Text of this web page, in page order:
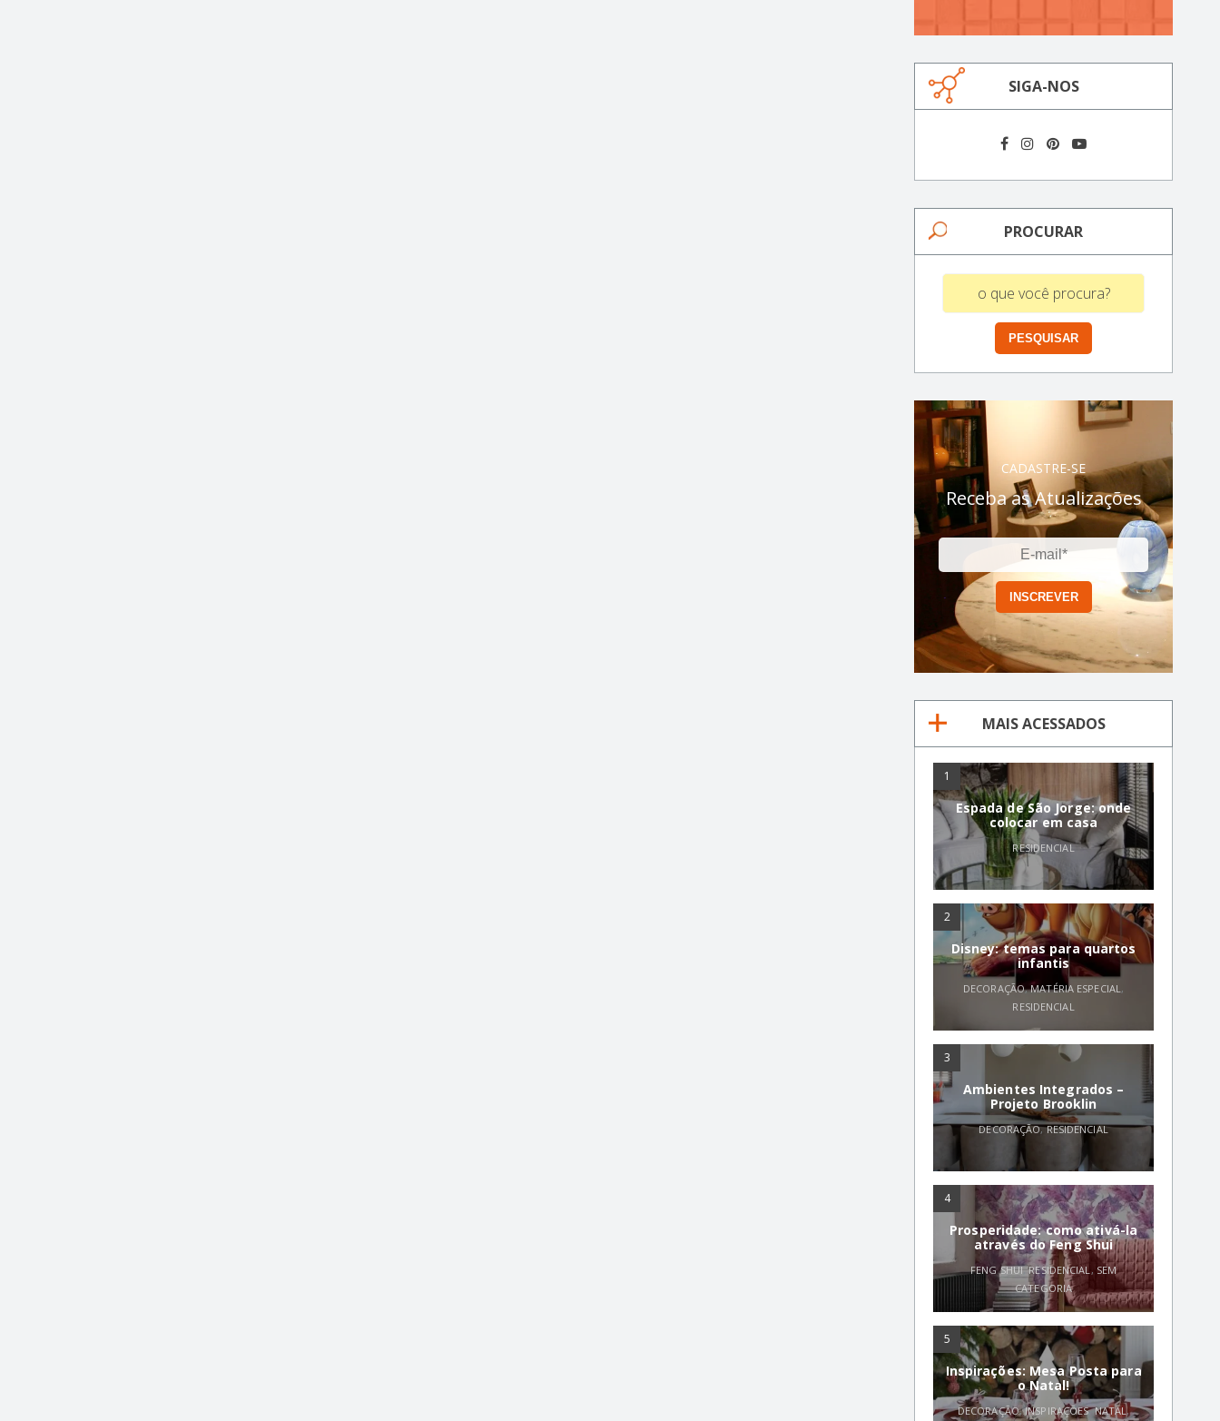
SIGA-NOS
PROCURAR
CADASTRE-SE
Receba as Atualizações
MAIS ACESSADOS
1
Espada de São Jorge: onde
colocar em casa
RESIDENCIAL
2
Disney: temas para quartos
infantis
DECORAÇÃO,MATÉRIA ESPECIAL,
RESIDENCIAL
3
Ambientes Integrados –
Projeto Brooklin
DECORAÇÃO,RESIDENCIAL
4
Prosperidade: como ativá-la
através do Feng Shui
FENG SHUI,RESIDENCIAL, SEM
CATEGORIA
5
Inspirações: Mesa Posta para
o Natal!
DECORAÇÃO,INSPIRAÇÕES,NATAL,